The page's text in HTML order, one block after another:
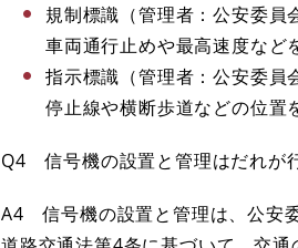
規制標識（管理者：公安委員
車両通行止めや最高速度など
指示標識（管理者：公安委員
停止線や横断歩道などの位置
Q4 信号機の設置と管理はだれが
A4 信号機の設置と管理は、公安